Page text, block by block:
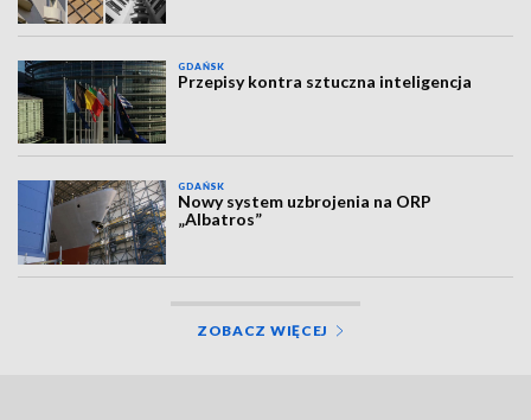
GDAŃSK
Przepisy kontra sztuczna inteligencja
GDAŃSK
Nowy system uzbrojenia na ORP
„Albatros”
ZOBACZ WIĘCEJ